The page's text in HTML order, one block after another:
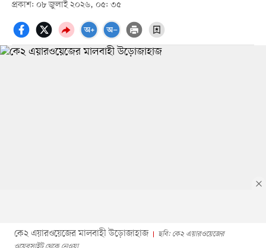
প্রকাশ: ০৮ জুলাই ২০২৬, ০৫: ৩৫
কে২ এয়ারওয়েজের মালবাহী উড়োজাহাজ
ছবি: কে২ এয়ারওয়েজের